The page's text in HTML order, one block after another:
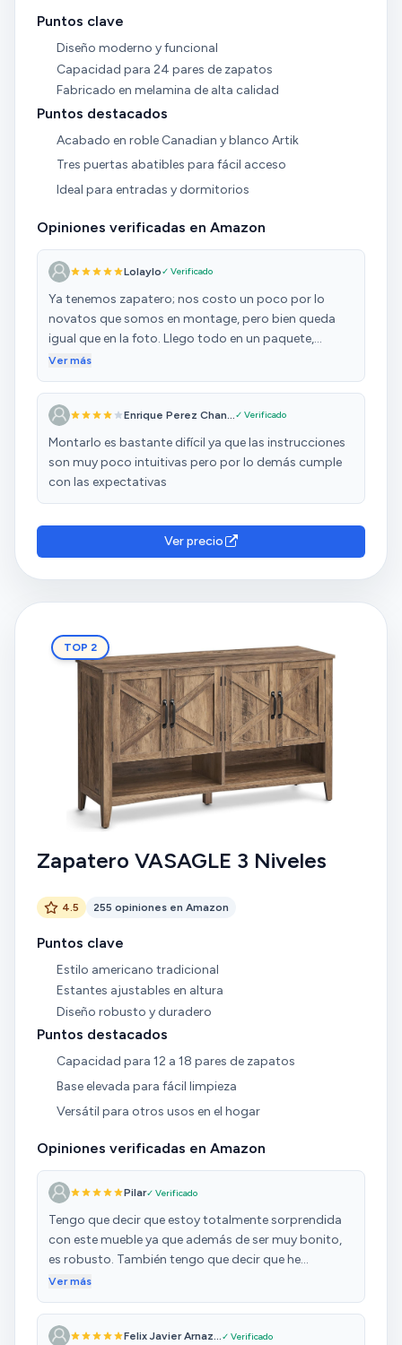
Puntos clave
Diseño moderno y funcional
Capacidad para 24 pares de zapatos
Fabricado en melamina de alta calidad
Puntos destacados
Acabado en roble Canadian y blanco Artik
Tres puertas abatibles para fácil acceso
Ideal para entradas y dormitorios
Opiniones verificadas en Amazon
Lolaylo✓ Verificado
Ya tenemos zapatero; nos costo un poco por lo
novatos que somos en montage, pero bien queda
igual que en la foto. Llego todo en un paquete,
tuvimos que esperar casi todo el dia pero llegó, por
pongo un aprovado lo subieron a casa, por que Seur
se asegura que así sea. El mueble nos va perfecto, es
sencillo, llego con algun conchon en la madera, pero
no por que no fuera bien protegido, si no que ya salió
así de fabrica el control de calidad no debiera dejar
piezas, pero al final casi salimos carpinteros. Volveria
a comprar. Gracias
Ver más
Enrique Perez Chan... ✓ Verificado
Montarlo es bastante difícil ya que las instrucciones
son muy poco intuitivas pero por lo demás cumple
con las expectativas
Ver precio
TOP 2
Zapatero VASAGLE 3 Niveles
4.5 255 opiniones en Amazon
Puntos clave
Estilo americano tradicional
Estantes ajustables en altura
Diseño robusto y duradero
Puntos destacados
Capacidad para 12 a 18 pares de zapatos
Base elevada para fácil limpieza
Versátil para otros usos en el hogar
Opiniones verificadas en Amazon
Pilar✓ Verificado
Tengo que decir que estoy totalmente sorprendida
con este mueble ya que además de ser muy bonito,
es robusto. También tengo que decir que he
comprado muebles de peor calidad mucho más
que por comprarlos ahí son mejores . Me ha
encantado, queda súper bonito. Lo he puesto en el
Ver más
Felix Javier Arnaz...✓ Verificado